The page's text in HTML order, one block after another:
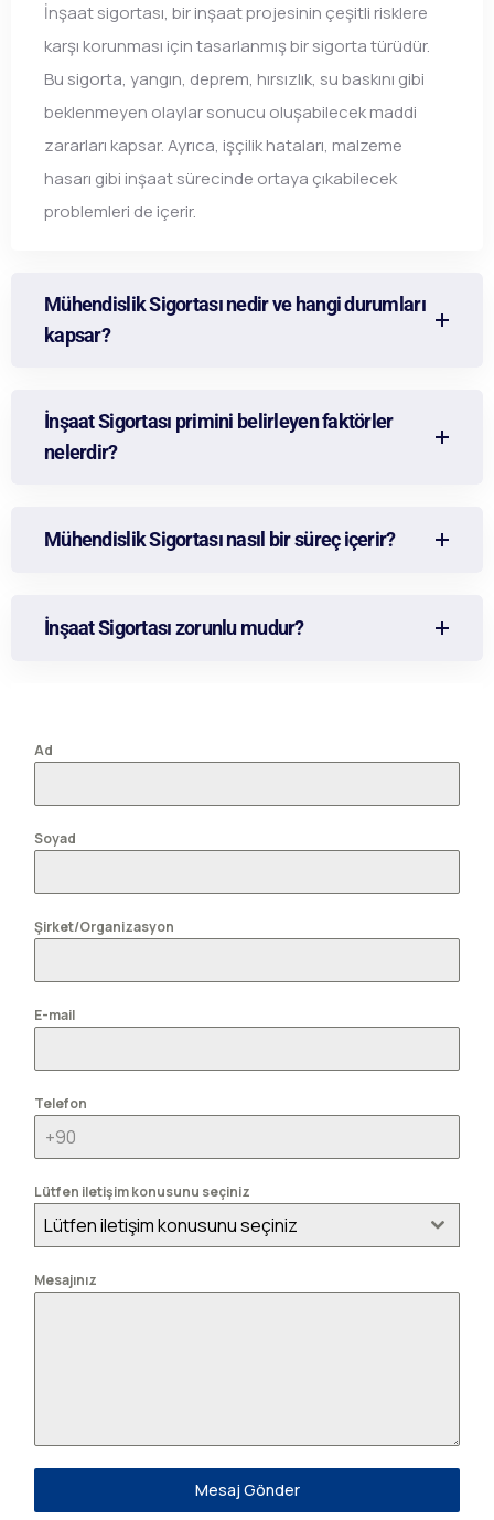
İnşaat sigortası, bir inşaat projesinin çeşitli risklere
karşı korunması için tasarlanmış bir sigorta türüdür.
Bu sigorta, yangın, deprem, hırsızlık, su baskını gibi
beklenmeyen olaylar sonucu oluşabilecek maddi
zararları kapsar. Ayrıca, işçilik hataları, malzeme
hasarı gibi inşaat sürecinde ortaya çıkabilecek
problemleri de içerir.
Mühendislik Sigortası nedir ve hangi durumları
kapsar?
İnşaat Sigortası primini belirleyen faktörler
nelerdir?
Mühendislik Sigortası nasıl bir süreç içerir?
İnşaat Sigortası zorunlu mudur?
Ad
Soyad
Şirket/Organizasyon
E-mail
Telefon
Lütfen iletişim konusunu seçiniz
Lütfen iletişim konusunu seçiniz
Mesajınız
Mesaj Gönder